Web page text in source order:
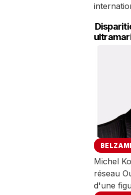
Michel
réseau
d'une